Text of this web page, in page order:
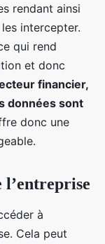
rendant ainsi
intercepter.
qui rend
et donc
financier,
données sont
donc une
l’entreprise
à
Cela peut